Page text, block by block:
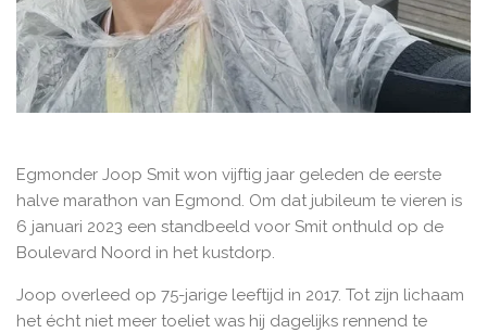
Egmonder Joop Smit won vijftig jaar geleden de eerste
halve marathon van Egmond. Om dat jubileum te vieren is
6 januari 2023 een standbeeld voor Smit onthuld op de
Boulevard Noord in het kustdorp.
Joop overleed op 75-jarige leeftijd in 2017. Tot zijn lichaam
het écht niet meer toeliet was hij dagelijks rennend te